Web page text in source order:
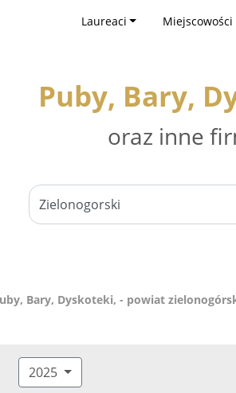
Laureaci Miejscowości
Puby, Bary,
oraz inne
Bary, Dyskoteki, - powiat
2025